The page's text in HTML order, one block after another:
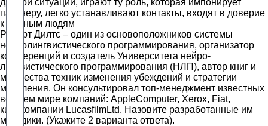
партнеру, легко устанавливают контакты, входят в доверие
к нужным людям
Роберт Дилтс – один из основоположников системы
нейролингвистического программирования, организатор
конференций и создатель Университета нейро-
лингвистического программирования (НЛП), автор книг и
множества техник изменения убеждений и стратегии
мышления. Он консультировал топ-менеджмент известных
во всем мире компаний: AppleComputer, Xerox, Fiat,
кинокомпании LucasfilmLtd. Назовите разработанные им
методики. (Укажите 2 варианта ответа).